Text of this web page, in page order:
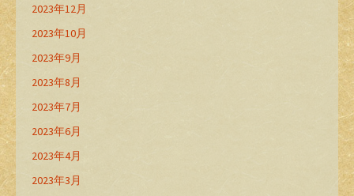
2023年12月
2023年10月
2023年9月
2023年8月
2023年7月
2023年6月
2023年4月
2023年3月